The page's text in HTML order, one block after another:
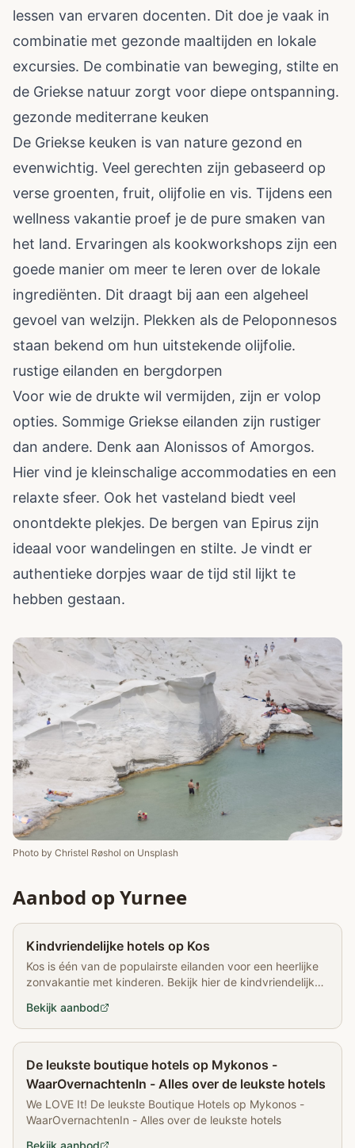
lessen van ervaren docenten. Dit doe je vaak in
combinatie met gezonde maaltijden en lokale
excursies. De combinatie van beweging, stilte en
de Griekse natuur zorgt voor diepe ontspanning.
gezonde mediterrane keuken
De Griekse keuken is van nature gezond en
evenwichtig. Veel gerechten zijn gebaseerd op
verse groenten, fruit, olijfolie en vis. Tijdens een
wellness vakantie proef je de pure smaken van
het land. Ervaringen als kookworkshops zijn een
goede manier om meer te leren over de lokale
ingrediënten. Dit draagt bij aan een algeheel
gevoel van welzijn. Plekken als de Peloponnesos
staan bekend om hun uitstekende olijfolie.
rustige eilanden en bergdorpen
Voor wie de drukte wil vermijden, zijn er volop
opties. Sommige Griekse eilanden zijn rustiger
dan andere. Denk aan Alonissos of Amorgos.
Hier vind je kleinschalige accommodaties en een
relaxte sfeer. Ook het vasteland biedt veel
onontdekte plekjes. De bergen van Epirus zijn
ideaal voor wandelingen en stilte. Je vindt er
authentieke dorpjes waar de tijd stil lijkt te
hebben gestaan.
Photo by Christel Røshol on Unsplash
Aanbod op Yurnee
Kindvriendelijke hotels op Kos
Kos is één van de populairste eilanden voor een heerlijke
zonvakantie met kinderen. Bekijk hier de kindvriendelijke
Bekijk aanbod
De leukste boutique hotels op Mykonos -
WaarOvernachtenIn - Alles over de leukste hotels
We LOVE It! De leukste Boutique Hotels op Mykonos -
WaarOvernachtenIn - Alles over de leukste hotels